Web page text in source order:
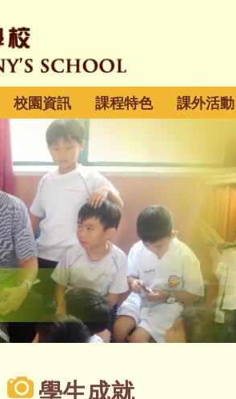
校園資訊 課程特色 課外活動
學生成就